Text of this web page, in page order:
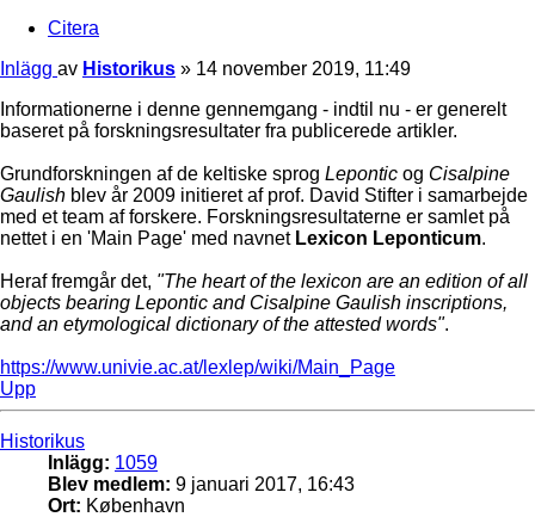
Citera
Inlägg av Historikus » 14 november 2019, 11:49
Informationerne i denne gennemgang - indtil nu - er generelt
baseret på forskningsresultater fra publicerede artikler.
Grundforskningen af de keltiske sprog Lepontic og Cisalpine
Gaulish blev år 2009 initieret af prof. David Stifter i samarbejde
med et team af forskere. Forskningsresultaterne er samlet på
nettet i en 'Main Page' med navnet Lexicon Leponticum.
Heraf fremgår det, "The heart of the lexicon are an edition of all
objects bearing Lepontic and Cisalpine Gaulish inscriptions,
and an etymological dictionary of the attested words".
https://www.univie.ac.at/lexlep/wiki/Main_Page
Upp
Historikus
Inlägg: 1059
Blev medlem: 9 januari 2017, 16:43
Ort: København